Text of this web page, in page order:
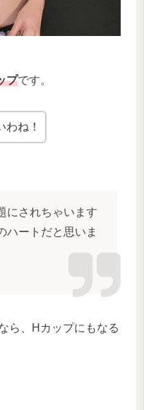
プです。
わね！
にされちゃいます
ハートだと思いま
ら、Hカップにもなる